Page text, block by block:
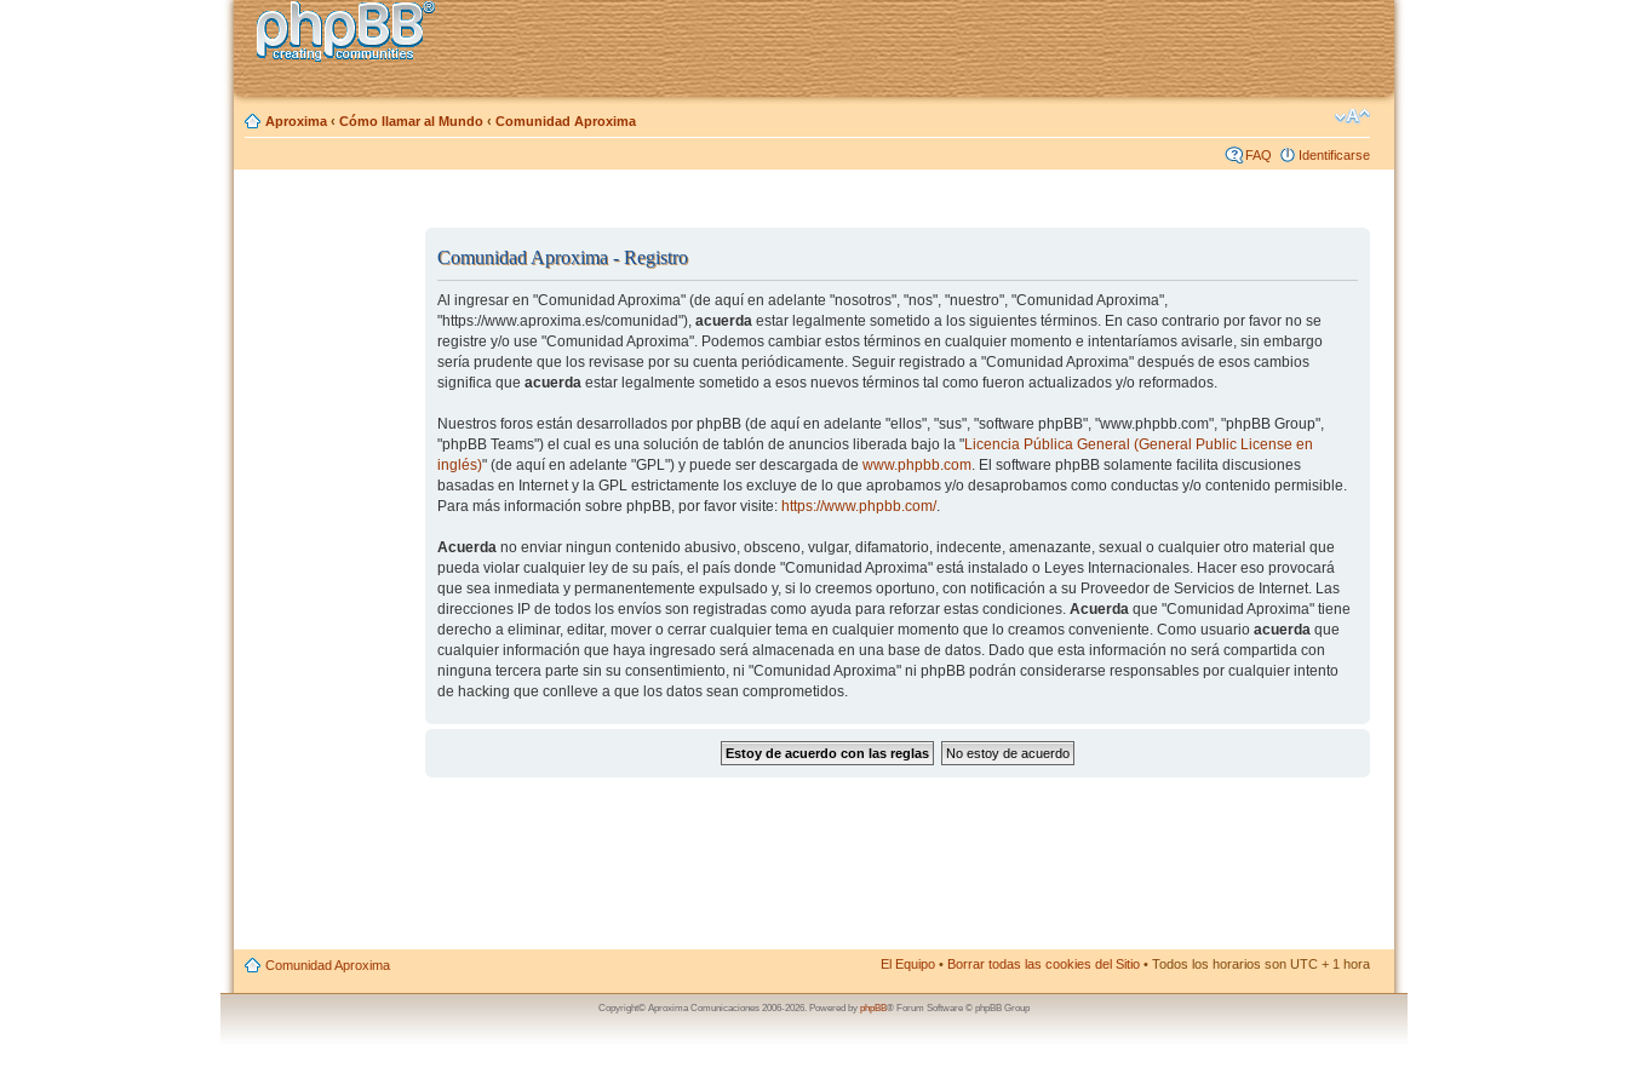
Aproxima ‹ Cómo llamar al Mundo ‹ Comunidad Aproxima
FAQ Identificarse
Comunidad Aproxima - Registro
Al ingresar en "Comunidad Aproxima" (de aquí en adelante "nosotros", "nos", "nuestro", "Comunidad Aproxima",
"https://www.aproxima.es/comunidad"), acuerdaestar legalmente sometido a los siguientes términos. En caso contrario por favor no se
registre y/o use "Comunidad Aproxima". Podemos cambiar estos términos en cualquier momento e intentaríamos avisarle, sin embargo
sería prudente que los revisase por su cuenta periódicamente. Seguir registrado a "Comunidad Aproxima" después de esos cambios
significa que acuerdaestar legalmente sometido a esos nuevos términos tal como fueron actualizados y/o reformados.
Nuestros foros están desarrollados por phpBB (de aquí en adelante "ellos", "sus", "software phpBB", "www.phpbb.com", "phpBB Group",
"phpBB Teams") el cual es una solución de tablón de anuncios liberada bajo la "Licencia Pública General (General Public License en
inglés)" (de aquí en adelante "GPL") y puede ser descargada de www.phpbb.com. El software phpBB solamente facilita discusiones
basadas en Internet y la GPL estrictamente los excluye de lo que aprobamos y/o desaprobamos como conductas y/o contenido permisible.
Para más información sobre phpBB, por favor visite: https://www.phpbb.com/.
Acuerdano enviar ningun contenido abusivo, obsceno, vulgar, difamatorio, indecente, amenazante, sexual o cualquier otro material que
pueda violar cualquier ley de su país, el país donde "Comunidad Aproxima" está instalado o Leyes Internacionales. Hacer eso provocará
que sea inmediata y permanentemente expulsado y, si lo creemos oportuno, con notificación a su Proveedor de Servicios de Internet. Las
direcciones IP de todos los envíos son registradas como ayuda para reforzar estas condiciones. Acuerdaque "Comunidad Aproxima" tiene
derecho a eliminar, editar, mover o cerrar cualquier tema en cualquier momento que lo creamos conveniente. Como usuario acuerdaque
cualquier información que haya ingresado será almacenada en una base de datos. Dado que esta información no será compartida con
ninguna tercera parte sin su consentimiento, ni "Comunidad Aproxima" ni phpBB podrán considerarse responsables por cualquier intento
de hacking que conlleve a que los datos sean comprometidos.
Comunidad Aproxima El Equipo • Borrar todas las cookies del Sitio • Todos los horarios son UTC + 1 hora
Copyright© Aproxima Comunicaciones 2006-2026. Powered by phpBB® Forum Software © phpBB Group